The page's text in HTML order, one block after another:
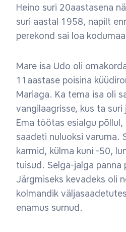
Heino suri 20aastasena
suri aastal 1958, napilt
perekond sai loa
Mare isa Udo oli
11aastase poisina
Mariaga. Ka tema isa oli
vangilaagrisse, kus ta suri
Ema töötas esialgu
saadeti nuluoksi varuma.
karmid, külma kuni -50,
tuisud. Selga-jalga panna
Järgmiseks kevadeks oli
kolmandik
enamus surnud.